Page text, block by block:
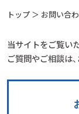
トップ ＞ お問い合
当サイトをご覧い
ご質問やご相談は